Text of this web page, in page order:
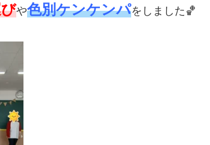
や色別ケンケンパをしました🏀